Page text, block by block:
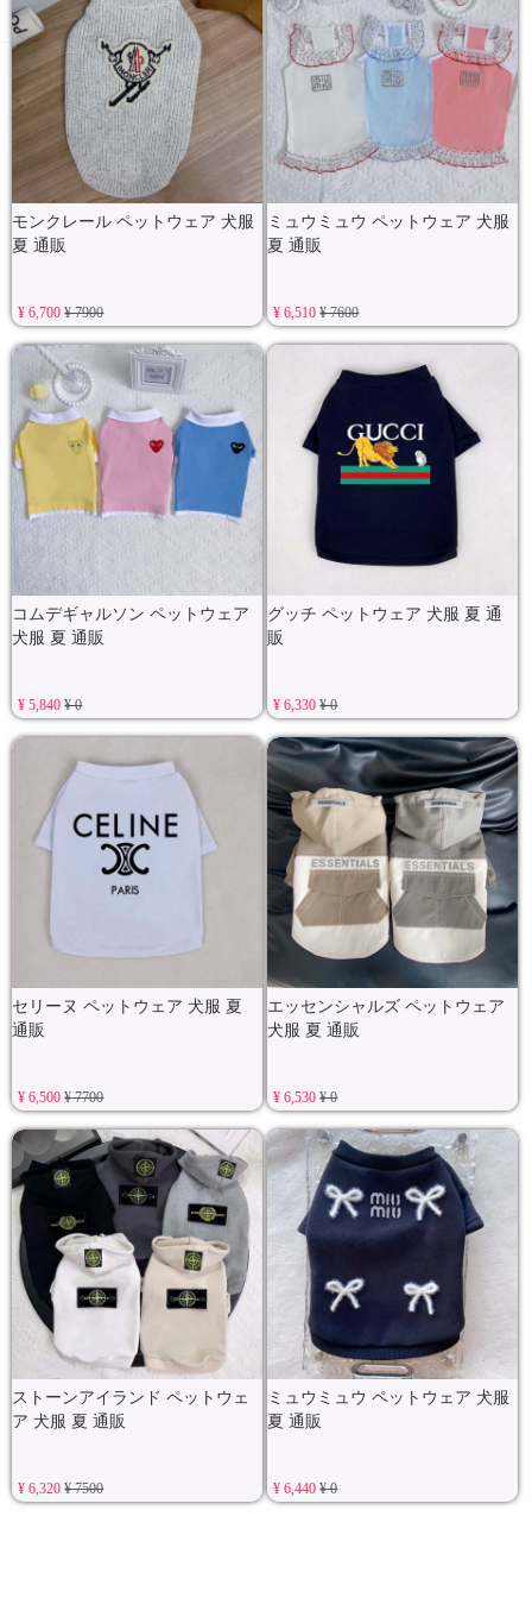
モンクレール ペットウェア 犬服
夏 通販
¥ 6,700¥ 7900
ミュウミュウ ペットウェア 犬服
夏 通販
¥ 6,510¥ 7600
コムデギャルソン ペットウェア
犬服 夏 通販
¥ 5,840¥ 0
グッチ ペットウェア 犬服 夏 通
販
¥ 6,330¥ 0
セリーヌ ペットウェア 犬服 夏
通販
¥ 6,500¥ 7700
エッセンシャルズ ペットウェア
犬服 夏 通販
¥ 6,530¥ 0
ストーンアイランド ペットウェ
ア 犬服 夏 通販
¥ 6,320¥ 7500
ミュウミュウ ペットウェア 犬服
夏 通販
¥ 6,440¥ 0